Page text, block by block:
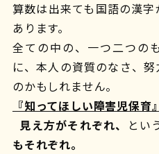
算数は出来ても国語の漢
あります。
全ての中の、一つ二つの
に、本人の資質のなさ、
のかもしれません。
『知ってほしい障害児保育
見え方がそれぞれ、
とい
もそれぞれ。